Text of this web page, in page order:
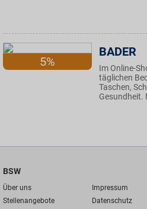
5%
BADER
Im Online-
täglichen
Taschen,
Gesundheit.
BSW
Über uns
Impressum
Stellenangebote
Datenschutz